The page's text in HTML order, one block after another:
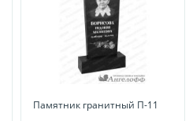
Памятник гранитный П-11